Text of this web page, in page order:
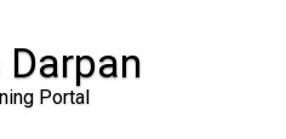
Darpan
Portal